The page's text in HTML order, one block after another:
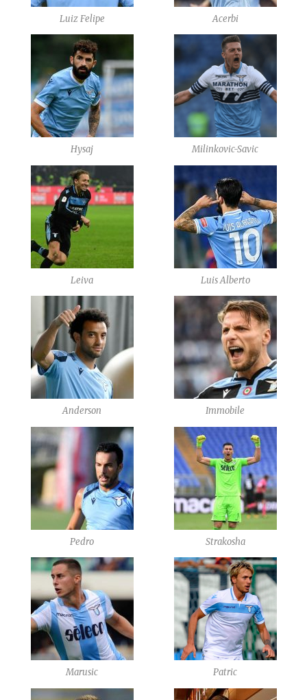
Luiz Felipe Acerbi
Hysaj Milinkovic-Savic
Leiva Luis Alberto
Anderson Immobile
Pedro Strakosha
Marusic Patric